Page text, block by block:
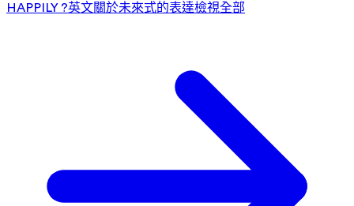
HAPPILY ?英文關於未來式的表達檢視全部